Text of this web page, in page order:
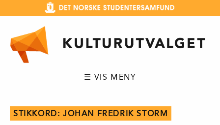
innhold
☰ VIS MENY
STIKKORD: JOHAN FREDRIK STORM